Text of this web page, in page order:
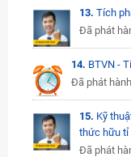
13. Tích
Đã phát
14. BTVN -
Đã phát
15. Kỹ
thức hữu tỉ
Đã phát